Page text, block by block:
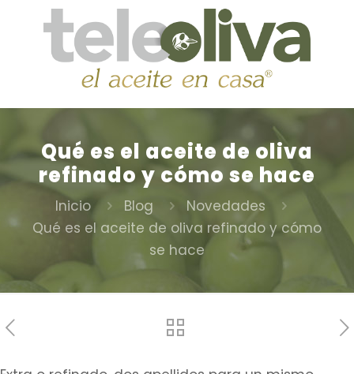
Qué es el aceite de oliva
refinado y cómo se hace
Inicio Blog
Novedades
Qué es el aceite de oliva refinado y cómo
se hace